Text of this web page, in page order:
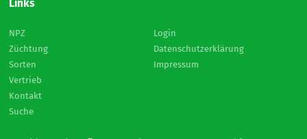
Links
NPZ
Züchtung
Sorten
Vertrieb
Kontakt
Suche
Login
Datenschutzerklärung
Impressum